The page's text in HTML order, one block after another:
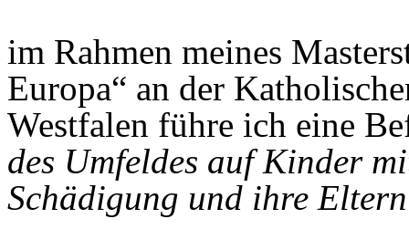
im Rahmen meines
Europa“ an der
Westfalen führe ich eine
des Umfeldes auf Kinder
Schädigung und ihre